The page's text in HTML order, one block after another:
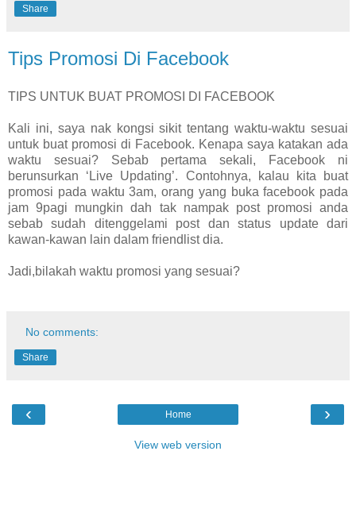
Share
Tips Promosi Di Facebook
TIPS UNTUK BUAT PROMOSI DI FACEBOOK
Kali ini, saya nak kongsi sikit tentang waktu-waktu sesuai
untuk buat promosi di Facebook. Kenapa saya katakan ada
waktu sesuai? Sebab pertama sekali, Facebook ni
berunsurkan ‘Live Updating’. Contohnya, kalau kita buat
promosi pada waktu 3am, orang yang buka facebook pada
jam 9pagi mungkin dah tak nampak post promosi anda
sebab sudah ditenggelami post dan status update dari
kawan-kawan lain dalam friendlist dia.
Jadi,bilakah waktu promosi yang sesuai?
No comments:
Share
‹ ›
Home
View web version